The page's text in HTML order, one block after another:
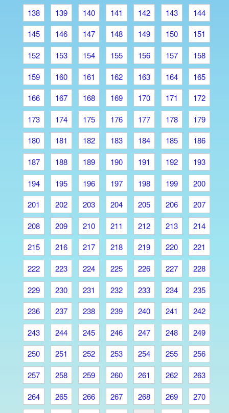
138
139 140 141 142 143
144
145
146 147 148 149 150
151
152
153 154 155 156 157
158
159
160 161 162 163 164
165
166
167 168 169 170 171
172
173
174 175 176 177 178
179
180
181 182 183 184 185
186
187
188 189 190 191 192
193
194
195 196 197 198 199
200
201
202 203 204 205 206
207
208
209 210 211 212 213
214
215
216 217 218 219 220
221
222
223 224 225 226 227
228
229
230 231 232 233 234
235
236
237 238 239 240 241
242
243
244 245 246 247 248
249
250
251 252 253 254 255
256
257
258 259 260 261 262
263
264
265 266 267 268 269
270